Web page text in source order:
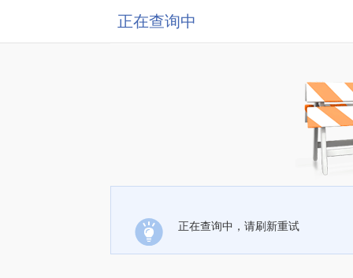
正在查询中
正在查询中，请刷新重试